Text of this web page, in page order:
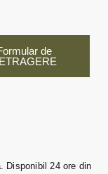
de
Disponibil 24 ore din